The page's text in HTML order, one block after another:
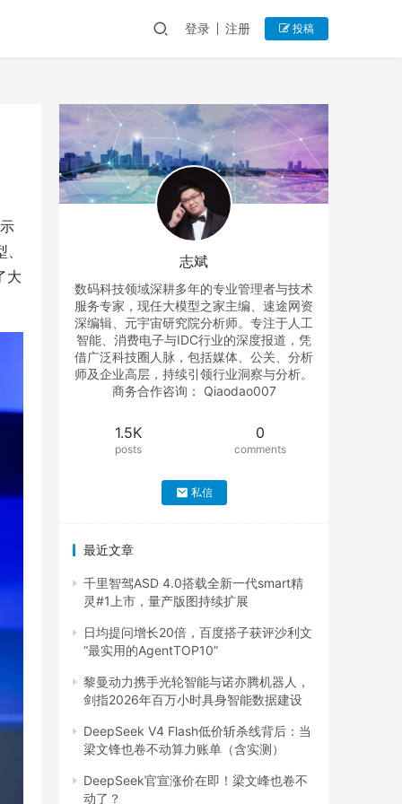
登录 注册 投稿
大
志斌
数码科技领域深耕多年的专业管理者与技术
服务专家，现任大模型之家主编、速途网资
深编辑、元宇宙研究院分析师。专注于人工
智能、消费电子与IDC行业的深度报道，凭
借广泛科技圈人脉，包括媒体、公关、分析
师及企业高层，持续引领行业洞察与分析。
商务合作咨询： Qiaodao007
1.5K
posts
0
comments
私信
最近文章
千里智驾ASD 4.0搭载全新一代smart精
灵#1上市，量产版图持续扩展
日均提问增长20倍，百度搭子获评沙利文
“最实用的AgentTOP10”
黎曼动力携手光轮智能与诺亦腾机器人，
剑指2026年百万小时具身智能数据建设
DeepSeek V4 Flash低价斩杀线背后：当
梁文锋也卷不动算力账单（含实测）
DeepSeek官宣涨价在即！梁文峰也卷不
动了？